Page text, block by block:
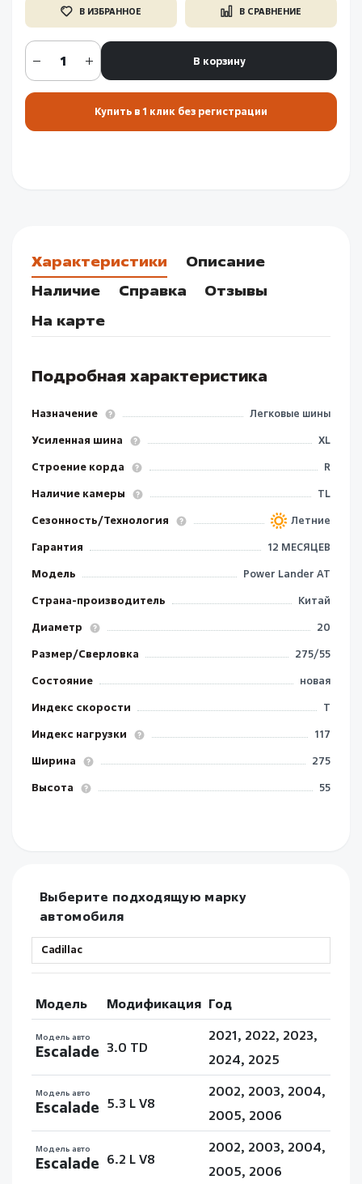
В ИЗБРАННОЕ В СРАВНЕНИЕ
В корзину
Купить в 1 клик без регистрации
Характеристики
Описание
Наличие
Справка
Отзывы
На карте
Подробная характеристика
Назначение
Легковые шины
Усиленная шина
XL
Строение корда
R
Наличие камеры
TL
Сезонность/Технология
Летние
Гарантия
12 МЕСЯЦЕВ
Модель
Power Lander AT
Страна-производитель
Китай
Диаметр
20
Размер/Сверловка
275/55
Состояние
новая
Индекс скорости
T
Индекс нагрузки
117
Ширина
275
Высота
55
Выберите подходящую марку
автомобиля
Модель Модификация Год
Модель авто
Escalade 3.0 TD
2021, 2022, 2023,
2024, 2025
Модель авто
Escalade 5.3 L V8
2002, 2003, 2004,
2005, 2006
Модель авто
Escalade 6.2 L V8
2002, 2003, 2004,
2005, 2006